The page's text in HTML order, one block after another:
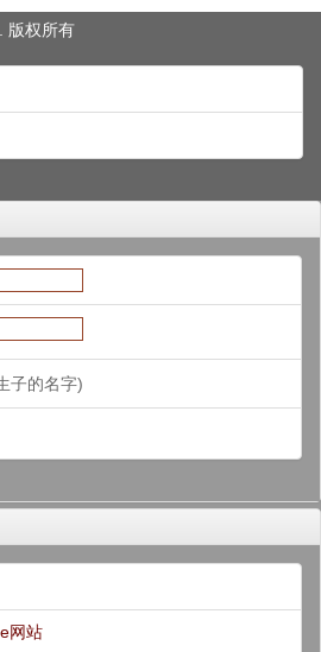
版权所有
子的名字)
网站